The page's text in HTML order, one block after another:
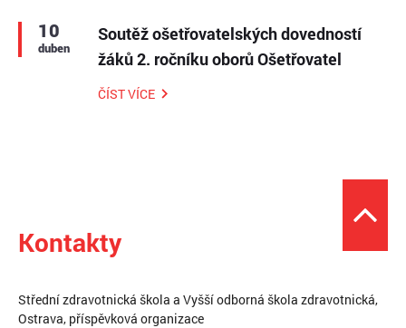
10
duben
Soutěž ošetřovatelských dovedností
žáků 2. ročníku oborů Ošetřovatel
ČÍST VÍCE
Kontakty
Střední zdravotnická škola a Vyšší odborná škola zdravotnická,
Ostrava, příspěvková organizace